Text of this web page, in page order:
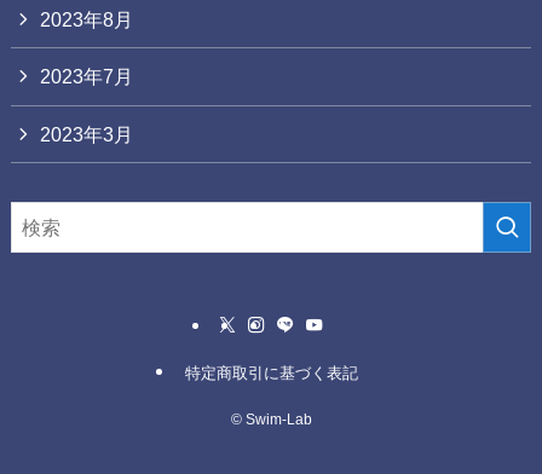
2023年8月
2023年7月
2023年3月
特定商取引に基づく表記
©Swim-Lab